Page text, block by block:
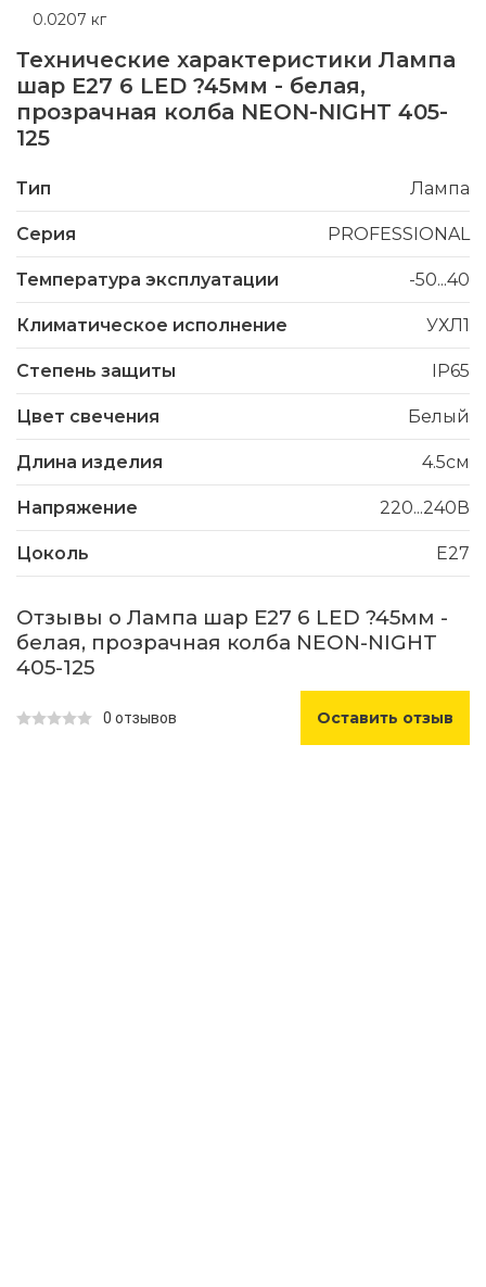
0.0207 кг
Технические характеристикиЛампа
шар Е27 6 LED ?45мм - белая,
прозрачная колба NEON-NIGHT 405-
125
Тип Лампа
Серия PROFESSIONAL
Температура эксплуатации -50...40
Климатическое исполнение УХЛ1
Степень защиты IP65
Цвет свечения Белый
Длина изделия 4.5см
Напряжение 220...240В
Цоколь E27
Отзывы о Лампа шар Е27 6 LED ?45мм -
белая, прозрачная колба NEON-NIGHT
405-125
0 отзывов Оставить отзыв